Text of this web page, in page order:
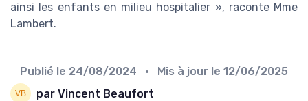
ainsi les enfants en milieu hospitalier », raconte Mme
Lambert.
Publié le 24/08/2024 • Mis à jour le 12/06/2025
par Vincent Beaufort